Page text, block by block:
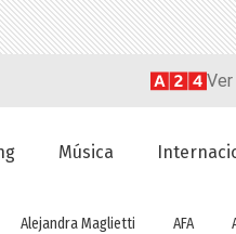
Música
Alejandra Maglietti AFA